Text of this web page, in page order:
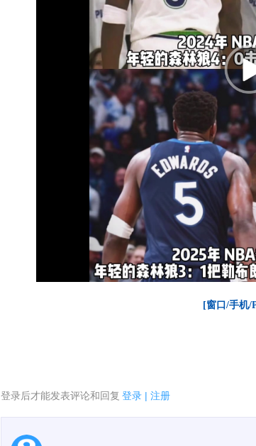
[窗口/手机/
登录后才能发表评论和回复 登录 | 注册